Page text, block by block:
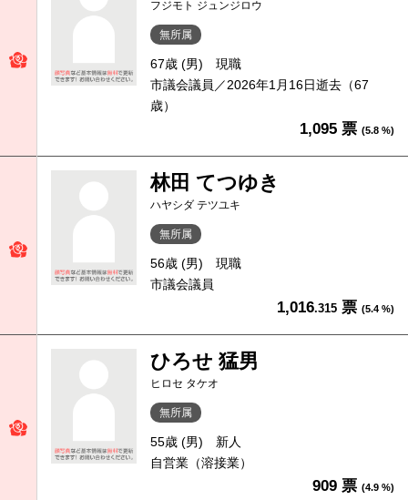
フジモト ジュンジロウ
無所属
67歳 (男)
現職
市議会議員／2026年1月16日逝去（67
歳）
1,095 票 (5.8 %)
林田 てつゆき
ハヤシダ テツユキ
無所属
56歳 (男)
現職
市議会議員
1,016.315 票 (5.4 %)
ひろせ 猛男
ヒロセ タケオ
無所属
55歳 (男)
新人
自営業（溶接業）
909 票 (4.9 %)